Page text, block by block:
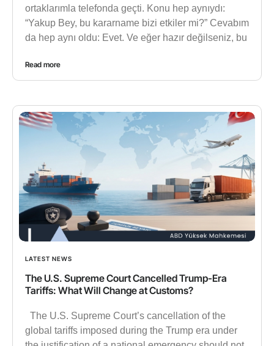
ortaklarımla telefonda geçti. Konu hep aynıydı:
“Yakup Bey, bu kararname bizi etkiler mi?” Cevabım
da hep aynı oldu: Evet. Ve eğer hazır değilseniz, bu
Read more
LATEST NEWS
The U.S. Supreme Court Cancelled Trump-Era
Tariffs: What Will Change at Customs?
The U.S. Supreme Court’s cancellation of the
global tariffs imposed during the Trump era under